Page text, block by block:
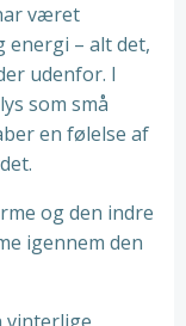
været
– alt det,
udenfor. I
som små
en følelse af
og den indre
igennem den